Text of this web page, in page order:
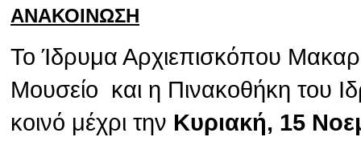
ΑΝΑΚΟΙΝΩΣΗ
Το Ίδρυμα Αρχιεπισκόπου
Μουσείο και η Πινακοθήκη του
κοινό μέχρι την Κυριακή, 15